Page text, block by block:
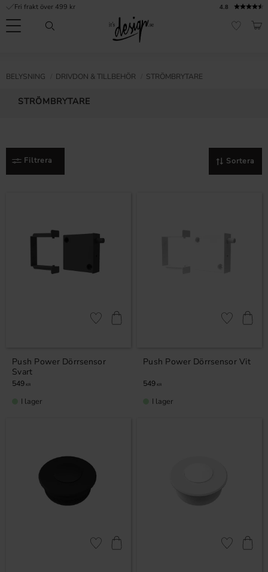
Meny
4.8
Fri frakt över 499 kr
BELYSNING DRIVDON & TILLBEHÖR STRÖMBRYTARE
STRÖMBRYTARE
Filtrera Sortera
Push Power Dörrsensor
Svart
549 KR
Lägg till i favoriter
I lager
Push Power Dörrsensor Vit
549 KR
Lägg till i
I lager
Lägg till i favoriter Lägg till i
Vanliga frågor
sidor |